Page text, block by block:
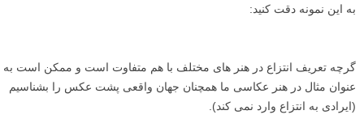
به این نمونه دقت کنید:
گرچه تعریف انتزاع در هنر های مختلف با هم متفاوت است و ممکن است به
عنوان مثال در هنر عکاسی ما همچنان جهان واقعی پشت عکس را بشناسیم
(ایرادی به انتزاع وارد نمی کند).